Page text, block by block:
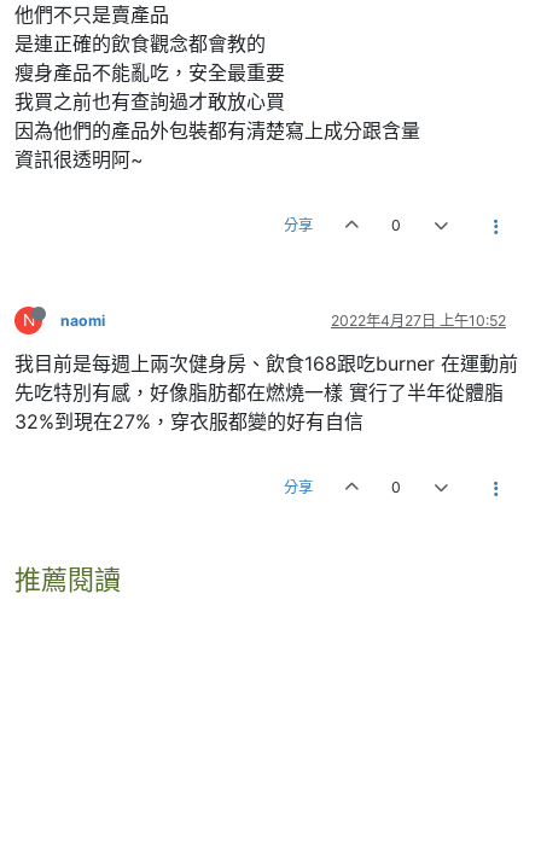
他們不只是賣產品
是連正確的飲食觀念都會教的
瘦身產品不能亂吃，安全最重要
我買之前也有查詢過才敢放心買
因為他們的產品外包裝都有清楚寫上成分跟含量
資訊很透明阿~
分享 0
N naomi 2022年4月27日 上午10:52
我目前是每週上兩次健身房、飲食168跟吃burner 在運動前
先吃特別有感，好像脂肪都在燃燒一樣 實行了半年從體脂
32%到現在27%，穿衣服都變的好有自信
分享 0
推薦閱讀